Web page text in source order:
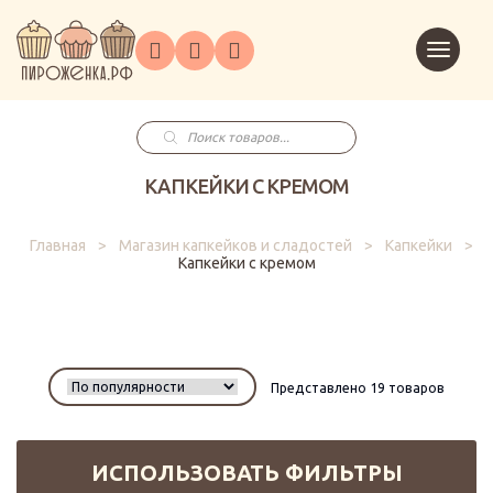
ГлавнаяКаталог
на
заказ
Праздники
Корпоративным
клиентам
в
корзину
Поиск
товаров
КАПКЕЙКИ С КРЕМОМ
Главная > Магазин капкейков и сладостей > Капкейки
>
Капкейки с кремом
Представлено 19 товаров
ИСПОЛЬЗОВАТЬ ФИЛЬТРЫ